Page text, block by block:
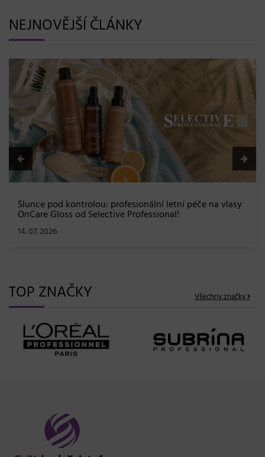
NEJNOVĚJŠÍ ČLÁNKY
Slunce pod kontrolou: profesionální letní péče na vlasy
OnCare Gloss od Selective Professional!
14. 07. 2026
TOP ZNAČKY Všechny značky